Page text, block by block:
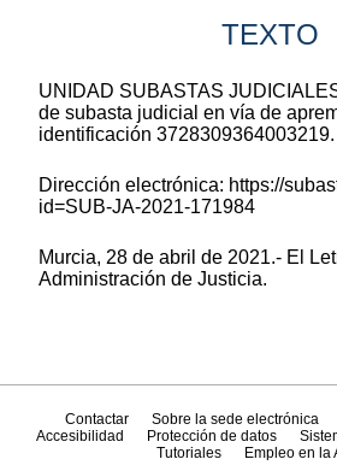
TEXTO
UNIDAD SUBASTAS
de subasta judicial en vía de
identificación 3728309364003219.
Dirección electrónica: https://
id=SUB-JA-2021-171984
Murcia, 28 de abril de 2021.- El
Administración de Justicia.
Contactar Sobre la sede electrónica
Accesibilidad
Protección de datos
Tutoriales
Empleo en la